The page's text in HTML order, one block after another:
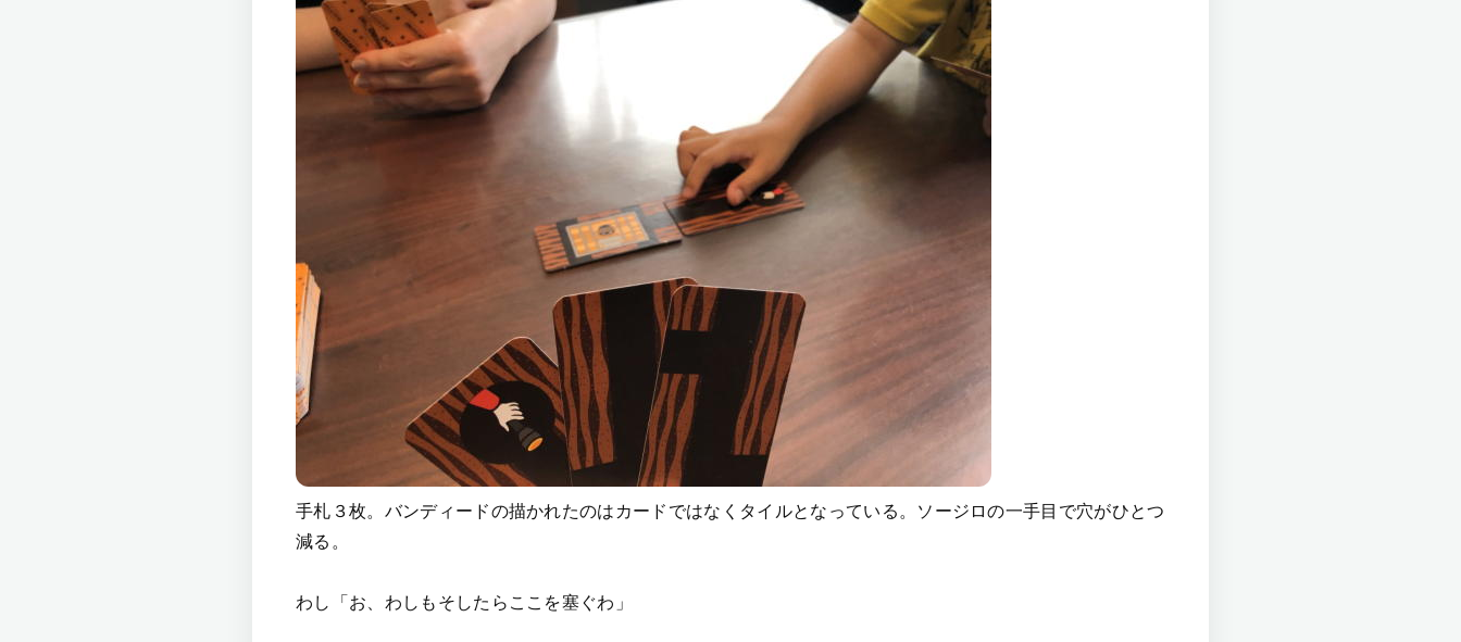
手札３枚。バンディードの描かれたのはカードではなくタイルとなっている。ソージロの一手目で穴がひとつ
減る。
わし「お、わしもそしたらここを塞ぐわ」